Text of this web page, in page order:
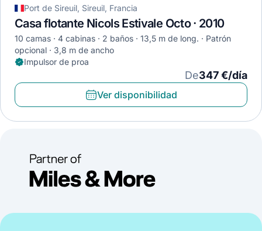
Port de Sireuil, Sireuil, Francia
Casa flotante Nicols Estivale Octo · 2010
10 camas 4 cabinas 2 baños 13,5 m de long.
Patrón
opcional
3,8 m de ancho
Impulsor de proa
De347 €/día
Ver disponibilidad